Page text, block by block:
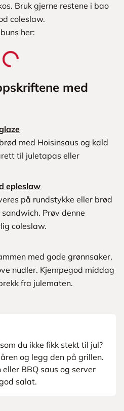
Bruk gjerne restene i bao
coleslaw.
her:
med
med Hoisinsaus og kald
til juletapas eller
epleslaw
på rundstykke eller brød
Prøv denne
coleslaw.
med gode grønnsaker,
nudler. Kjempegod middag
fra julematen.
du ikke fikk stekt til jul?
og legg den på grillen.
BBQ saus og server
salat.